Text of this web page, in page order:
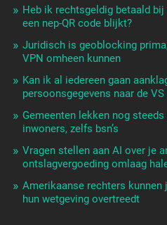
Heb ik rechtsgeldig betaald
een nep-QR code blijkt?
Juridisch is geoblocking
VPN omheen kunnen
Kan ik al iedereen gaan
persoonsgegevens naar de VS
Gemeenten lekken nog
inwoners, zelfs bsn’s
Vragen stellen aan AI over je
ontslagvergoeding omlaag
Amerikaanse rechters
hun wetgeving overtreedt